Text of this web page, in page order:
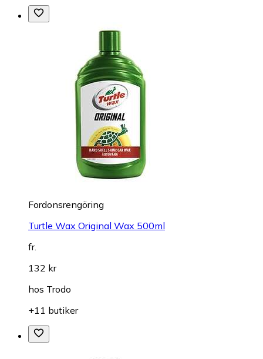
Fordonsrengöring
Turtle Wax Original Wax 500ml
fr.
132 kr
hos Trodo
+11 butiker